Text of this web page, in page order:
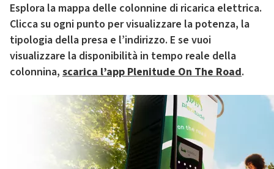
Esplora la mappa delle colonnine di ricarica elettrica.
Clicca su ogni punto per visualizzare la potenza, la
tipologia della presa e l’indirizzo. E se vuoi
visualizzare la disponibilità in tempo reale della
colonnina, scarica l’app Plenitude On The Road.